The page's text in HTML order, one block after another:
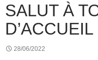
SALUT À
D’ACCUEIL
28/06/2022